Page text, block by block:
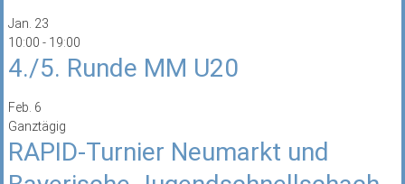
Jan. 23
10:00 - 19:00
4./5. Runde MM U20
Feb. 6
Ganztägig
RAPID-Turnier Neumarkt und